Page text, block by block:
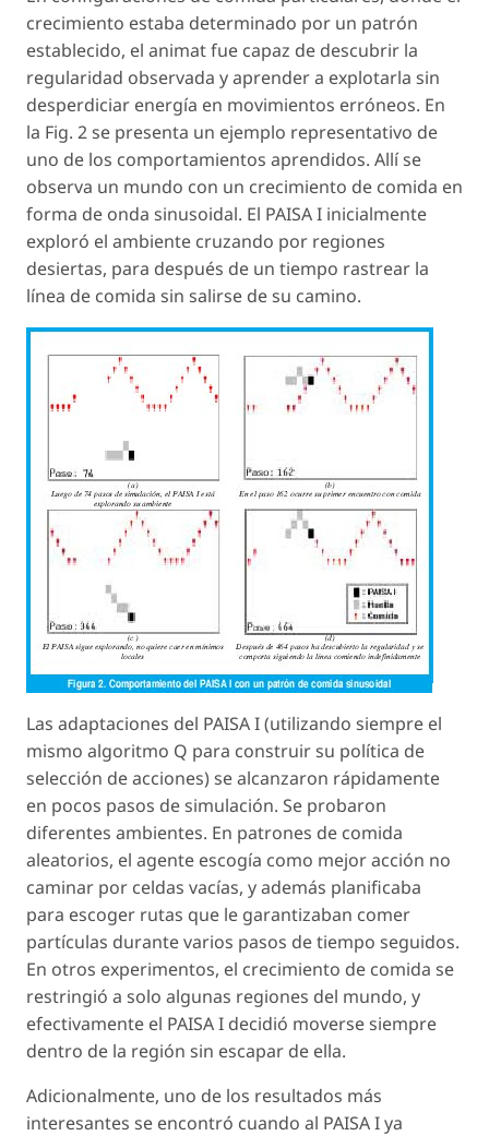
crecimiento estaba determinado por un patrón
establecido, el animat fue capaz de descubrir la
regularidad observada y aprender a explotarla sin
desperdiciar energía en movimientos erróneos. En
la Fig. 2 se presenta un ejemplo representativo de
uno de los comportamientos aprendidos. Allí se
observa un mundo con un crecimiento de comida en
forma de onda sinusoidal. El PAISA I inicialmente
exploró el ambiente cruzando por regiones
desiertas, para después de un tiempo rastrear la
línea de comida sin salirse de su camino.
Las adaptaciones del PAISA I (utilizando siempre el
mismo algoritmo Q para construir su política de
selección de acciones) se alcanzaron rápidamente
en pocos pasos de simulación. Se probaron
diferentes ambientes. En patrones de comida
aleatorios, el agente escogía como mejor acción no
caminar por celdas vacías, y además planificaba
para escoger rutas que le garantizaban comer
partículas durante varios pasos de tiempo seguidos.
En otros experimentos, el crecimiento de comida se
restringió a solo algunas regiones del mundo, y
efectivamente el PAISA I decidió moverse siempre
dentro de la región sin escapar de ella.
Adicionalmente, uno de los resultados más
interesantes se encontró cuando al PAISA I ya